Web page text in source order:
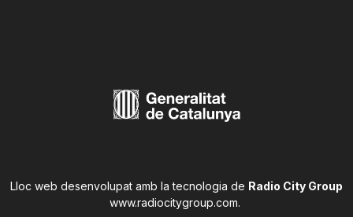
Lloc web desenvolupat amb la tecnologia de Radio City Group
www.radiocitygroup.com.